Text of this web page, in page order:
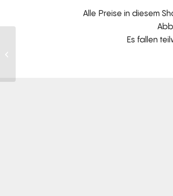
Alle Preise in diesem
Es fallen